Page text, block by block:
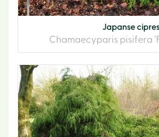
Japanse cipres
Chamaecyparis pisifera